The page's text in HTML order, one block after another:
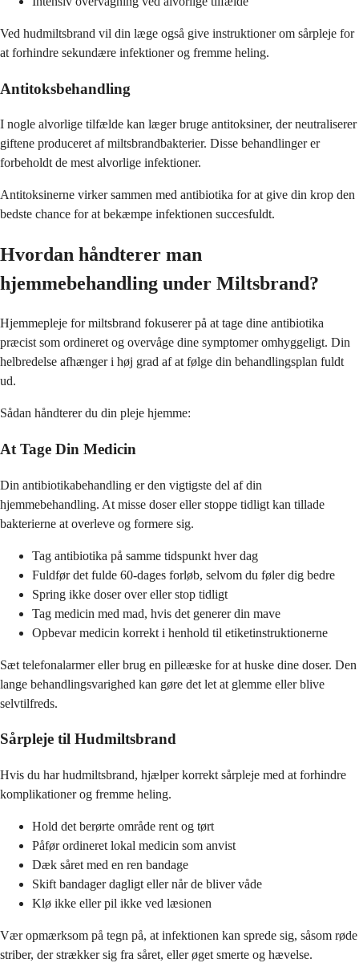
Ved hudmiltsbrand vil din læge også give instruktioner om sårpleje for
at forhindre sekundære infektioner og fremme heling.
Antitoksbehandling
I nogle alvorlige tilfælde kan læger bruge antitoksiner, der neutraliserer
giftene produceret af miltsbrandbakterier. Disse behandlinger er
forbeholdt de mest alvorlige infektioner.
Antitoksinerne virker sammen med antibiotika for at give din krop den
bedste chance for at bekæmpe infektionen succesfuldt.
Hvordan håndterer man
hjemmebehandling under Miltsbrand?
Hjemmepleje for miltsbrand fokuserer på at tage dine antibiotika
præcist som ordineret og overvåge dine symptomer omhyggeligt. Din
helbredelse afhænger i høj grad af at følge din behandlingsplan fuldt
ud.
Sådan håndterer du din pleje hjemme:
At Tage Din Medicin
Din antibiotikabehandling er den vigtigste del af din
hjemmebehandling. At misse doser eller stoppe tidligt kan tillade
bakterierne at overleve og formere sig.
Tag antibiotika på samme tidspunkt hver dag
Fuldfør det fulde 60-dages forløb, selvom du føler dig bedre
Spring ikke doser over eller stop tidligt
Tag medicin med mad, hvis det generer din mave
Opbevar medicin korrekt i henhold til etiketinstruktionerne
Sæt telefonalarmer eller brug en pilleæske for at huske dine doser. Den
lange behandlingsvarighed kan gøre det let at glemme eller blive
selvtilfreds.
Sårpleje til Hudmiltsbrand
Hvis du har hudmiltsbrand, hjælper korrekt sårpleje med at forhindre
komplikationer og fremme heling.
Hold det berørte område rent og tørt
Påfør ordineret lokal medicin som anvist
Dæk såret med en ren bandage
Skift bandager dagligt eller når de bliver våde
Klø ikke eller pil ikke ved læsionen
Vær opmærksom på tegn på, at infektionen kan sprede sig, såsom røde
striber, der strækker sig fra såret, eller øget smerte og hævelse.